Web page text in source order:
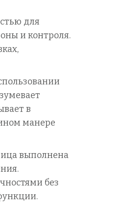
для
и контроля.
в
манере
выполнена
без